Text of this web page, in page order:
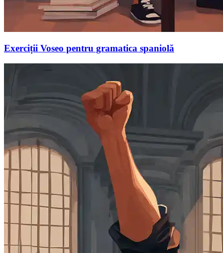
Exerciții Voseo pentru gramatica spaniolă